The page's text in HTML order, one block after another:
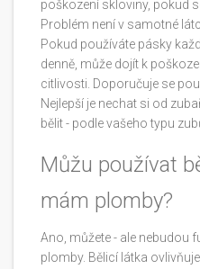
poškození skloviny, pokud
Problém není v samotné
Pokud používáte pásky
denně, může dojít k
citlivosti. Doporučuje se
Nejlepší je nechat si od
bělit - podle vašeho typu
Můžu používat
mám plomby?
Ano, můžete - ale nebudou
plomby. Bělicí látka